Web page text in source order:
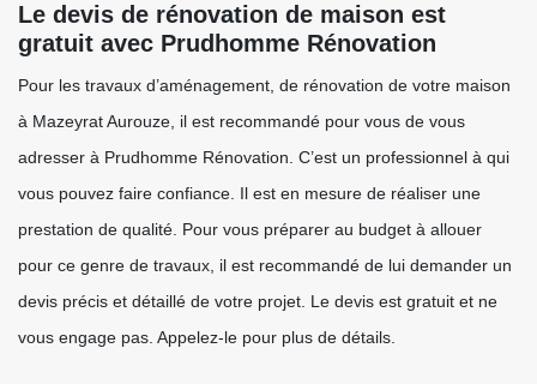
Le devis de rénovation de maison est
gratuit avec Prudhomme Rénovation
Pour les travaux d’aménagement, de rénovation de votre maison
à Mazeyrat Aurouze, il est recommandé pour vous de vous
adresser à Prudhomme Rénovation. C’est un professionnel à qui
vous pouvez faire confiance. Il est en mesure de réaliser une
prestation de qualité. Pour vous préparer au budget à allouer
pour ce genre de travaux, il est recommandé de lui demander un
devis précis et détaillé de votre projet. Le devis est gratuit et ne
vous engage pas. Appelez-le pour plus de détails.